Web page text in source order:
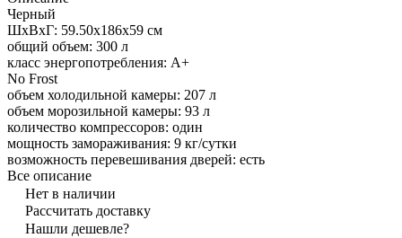
Черный
ШхВхГ: 59.50х186х59 см
общий объем: 300 л
класс энергопотребления: A+
No Frost
объем холодильной камеры: 207 л
объем морозильной камеры: 93 л
количество компрессоров: один
мощность замораживания: 9 кг/сутки
возможность перевешивания дверей: есть
Все описание
Нет в наличии
Рассчитать доставку
Нашли дешевле?